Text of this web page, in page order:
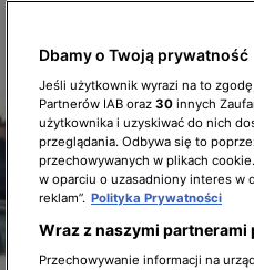
Dbamy o Twoją prywatność
Jeśli użytkownik wyrazi na to
Partnerów IAB oraz 30 innych
użytkownika i uzyskiwać do nich
przeglądania. Odbywa się to
przechowywanych w plikach
w oparciu o uzasadniony interes w
reklam”. Polityka Prywatności
Wraz z naszymi partnerami
Przechowywanie informacji na